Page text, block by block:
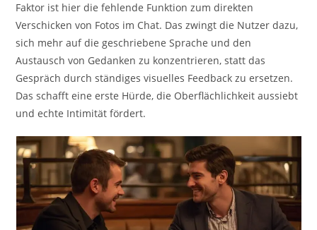
Faktor ist hier die fehlende Funktion zum direkten
Verschicken von Fotos im Chat. Das zwingt die Nutzer dazu,
sich mehr auf die geschriebene Sprache und den
Austausch von Gedanken zu konzentrieren, statt das
Gespräch durch ständiges visuelles Feedback zu ersetzen.
Das schafft eine erste Hürde, die Oberflächlichkeit aussiebt
und echte Intimität fördert.